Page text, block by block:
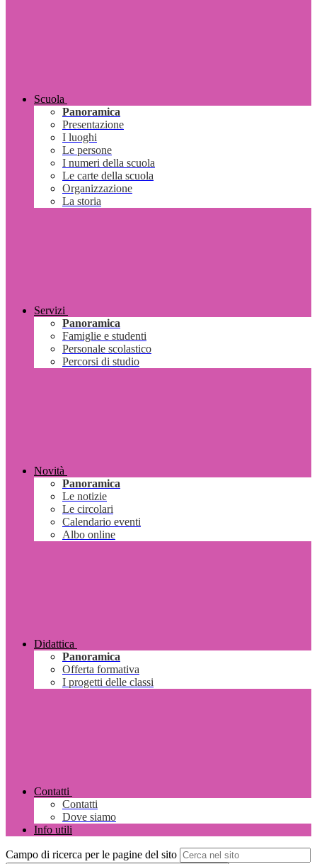
Scuola
Panoramica
Presentazione
I luoghi
Le persone
I numeri della scuola
Le carte della scuola
Organizzazione
La storia
Servizi
Panoramica
Famiglie e studenti
Personale scolastico
Percorsi di studio
Novità
Panoramica
Le notizie
Le circolari
Calendario eventi
Albo online
Didattica
Panoramica
Offerta formativa
I progetti delle classi
Contatti
Contatti
Dove siamo
Info utili
Campo di ricerca per le pagine del sito